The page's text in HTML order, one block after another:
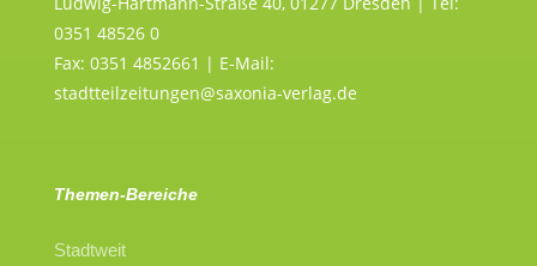
0351 48526 0
Fax: 0351 4852661 | E-Mail:
stadtteilzeitungen@saxonia-verlag.de
Themen-Bereiche
Stadtweit